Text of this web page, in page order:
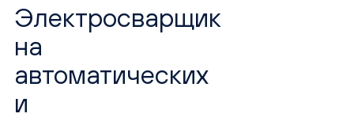
Электросварщик
на
автоматических
и